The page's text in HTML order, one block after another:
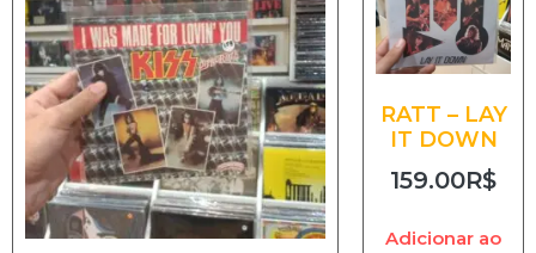
RATT – LAY
IT DOWN
159.00R$
Adicionar ao